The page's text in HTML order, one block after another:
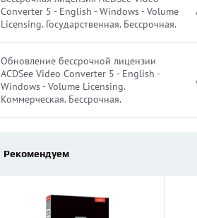
Converter 5 - English - Windows - Volume
Licensing. Государственная. Бессрочная.
Обновление бессрочной лицензии
ACDSee Video Converter 5 - English -
Windows - Volume Licensing.
Коммерческая. Бессрочная.
Рекомендуем